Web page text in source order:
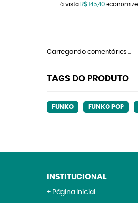
à vista R$ 145,40economize
Carregando comentários ...
TAGS DO PRODUTO
FUNKO FUNKO POP
INSTITUCIONAL
Página Inicial